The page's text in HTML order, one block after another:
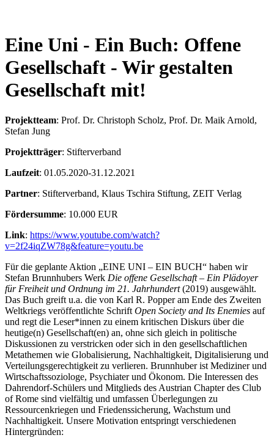
Eine Uni - Ein Buch: Offene
Gesellschaft - Wir gestalten
Gesellschaft mit!
Projektteam: Prof. Dr. Christoph Scholz, Prof. Dr. Maik Arnold,
Stefan Jung
Projektträger: Stifterverband
Laufzeit: 01.05.2020-31.12.2021
Partner: Stifterverband, Klaus Tschira Stiftung, ZEIT Verlag
Fördersumme: 10.000 EUR
Link: https://www.youtube.com/watch?
v=2f24iqZW78g&feature=youtu.be
Für die geplante Aktion „EINE UNI – EIN BUCH“ haben wir
Stefan Brunnhubers Werk Die offene Gesellschaft – Ein Plädoyer
für Freiheit und Ordnung im 21. Jahrhundert(2019) ausgewählt.
Das Buch greift u.a. die von Karl R. Popper am Ende des Zweiten
Weltkriegs veröffentlichte Schrift Open Society and Its Enemies auf
und regt die Leser*innen zu einem kritischen Diskurs über die
heutige(n) Gesellschaft(en) an, ohne sich gleich in politische
Diskussionen zu verstricken oder sich in den gesellschaftlichen
Metathemen wie Globalisierung, Nachhaltigkeit, Digitalisierung und
Verteilungsgerechtigkeit zu verlieren. Brunnhuber ist Mediziner und
Wirtschaftssoziologe, Psychiater und Ökonom. Die Interessen des
Dahrendorf-Schülers und Mitglieds des Austrian Chapter des Club
of Rome sind vielfältig und umfassen Überlegungen zu
Ressourcenkriegen und Friedenssicherung, Wachstum und
Nachhaltigkeit. Unsere Motivation entspringt verschiedenen
Hintergründen: